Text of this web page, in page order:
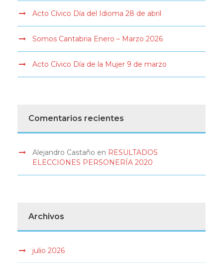
Acto Cívico Día del Idioma 28 de abril
Somos Cantabria Enero – Marzo 2026
Acto Cívico Día de la Mujer 9 de marzo
Comentarios recientes
Alejandro Castaño en RESULTADOS
ELECCIONES PERSONERÍA 2020
Archivos
julio 2026